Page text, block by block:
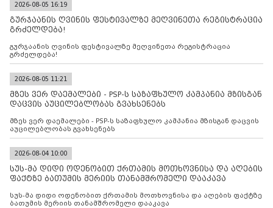
2026-08-05 16:19
გურჯაანის ღვინის ფესტივალზე მეღვინეთა რეგისტრაცია
გრძელდება!
გურჯაანის ღვინის ფესტივალზე მეღვინეთა რეგისტრაცია
გრძელდება!
2026-08-05 11:21
მზეს ვერ დაემალები - PSP-ს საზაფხულო კამპანია მზისგან
დაცვის აუცილებლობას გვახსენებს
მზეს ვერ დაემალები - PSP-ს საზაფხულო კამპანია მზისგან დაცვის
აუცილებლობას გვახსენებს
2026-08-04 10:00
სუს-მა დიდი ოდენობით ქრთამის მოთხოვნისა და აღების
ფაქტზე ბათუმის მერიის თანამშრომელი დააკავა
სუს-მა დიდი ოდენობით ქრთამის მოთხოვნისა და აღების ფაქტზე
ბათუმის მერიის თანამშრომელი დააკავა